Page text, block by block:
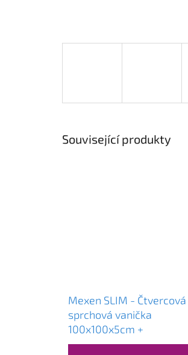
Související produkty
Mexen SLIM - Čtvercová
sprchová vanička
100x100x5cm +
chromový sifon, bílá,